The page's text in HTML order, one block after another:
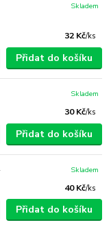
32 Kč/ks
Skladem
Přidat do košíku
30 Kč/ks
Skladem
Přidat do košíku
40 Kč/ks
Skladem
Přidat do košíku